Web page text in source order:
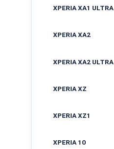
XPERIA XA1 ULTRA
XPERIA XA2
XPERIA XA2 ULTRA
XPERIA XZ
XPERIA XZ1
XPERIA 10